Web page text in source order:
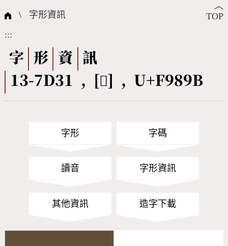
國際字碼相關組織
筆畫查詢
筆順序查詢
CNS查詢 Unicode查詢
全字庫授權 轉碼Web Service
個人電腦造字處理工具
字形下載
問題集
熱門查詢統計
︿
TOP
\ 字形資訊
:::
字 形 資
訊
13-7D31 , [󹢛] , U+F989B
字形 字碼
讀音 字形資訊
其他資訊 造字下載